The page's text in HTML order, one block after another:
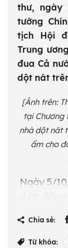
thư, ngày
tướng
tịch Hội
Trung
đua Cả
dột nát
[Ảnh trên:
tại Chương
nhà dột nát
ấm cho
Ngày 5/
phát
huy động
tiêu trong
Chia sẻ:
Từ khóa: